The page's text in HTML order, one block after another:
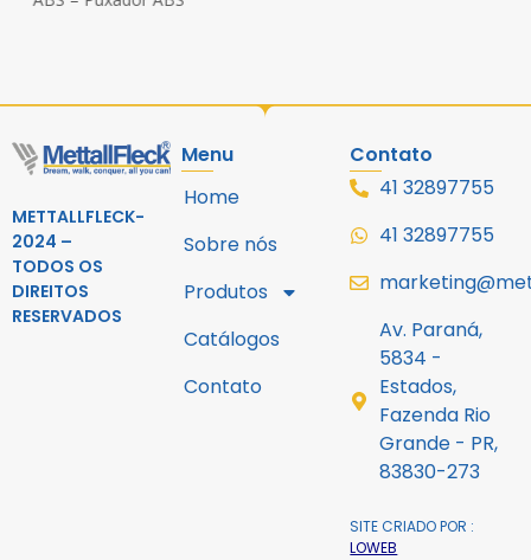
METTALLFLECK-
2024 –
TODOS OS
DIREITOS
RESERVADOS
Menu
Home
Sobre nós
Produtos
Catálogos
Contato
Contato
41 32897755
41 32897755
Av. Paraná,
5834 -
Estados,
Fazenda Rio
Grande - PR,
83830-273
SITE CRIADO POR :
LOWEB